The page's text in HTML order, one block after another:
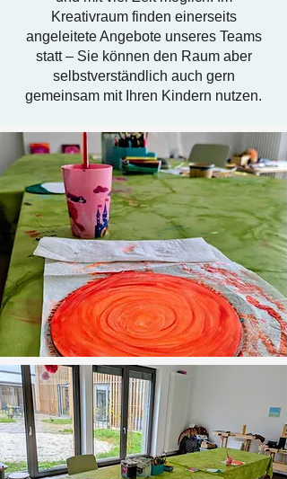
Kreativraum finden einerseits
angeleitete Angebote unseres Teams
statt – Sie können den Raum aber
selbstverständlich auch gern
gemeinsam mit Ihren Kindern nutzen.